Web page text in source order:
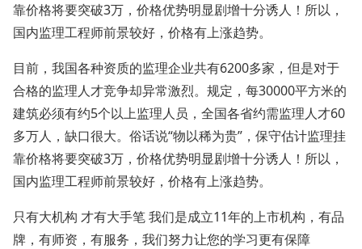
靠价格将要突破3万，价格优势明显剧增十分诱人！所以，
国内监理工程师前景较好，价格有上涨趋势。
目前，我国各种资质的监理企业共有6200多家，但是对于
合格的监理人才竞争却异常激烈。规定，每30000平方米的
建筑必须有约5个以上监理人员，全国各省约需监理人才60
多万人，缺口很大。俗话说“物以稀为贵”，保守估计监理挂
靠价格将要突破3万，价格优势明显剧增十分诱人！所以，
国内监理工程师前景较好，价格有上涨趋势。
只有大机构 才有大手笔 我们是成立11年的上市机构，有品
牌，有师资，有服务，我们努力让您的学习更有保障